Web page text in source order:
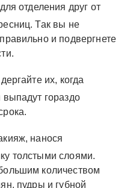
отделения друг от
Так вы не
и подвергнете
их, когда
выпадут гораздо
нанося
толстыми слоями.
количеством
пудры и губной